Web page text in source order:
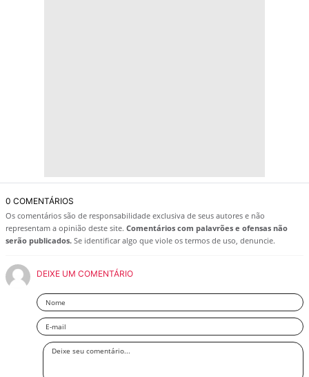
0 COMENTÁRIOS
Os comentários são de responsabilidade exclusiva de seus autores e não
representam a opinião deste site. Comentários com palavrões e ofensas não
serão publicados. Se identificar algo que viole os termos de uso, denuncie.
DEIXE UM COMENTÁRIO
Nome
Email
Deixe